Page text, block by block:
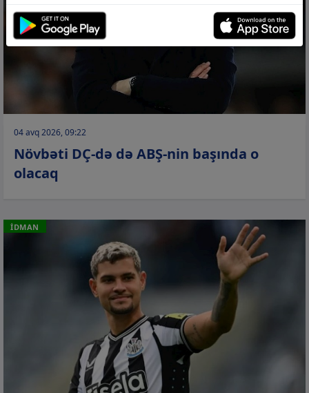
04 avq 2026, 09:22
Növbəti DÇ-də də ABŞ-nin başında o
olacaq
İDMAN